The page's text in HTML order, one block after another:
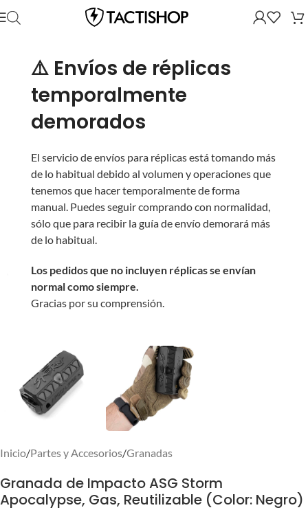
⚠️ Envíos de réplicas
temporalmente
demorados
El servicio de envíos para réplicas está tomando más
de lo habitual debido al volumen y operaciones que
tenemos que hacer temporalmente de forma
manual. Puedes seguir comprando con normalidad,
sólo que para recibir la guía de envío demorará más
de lo habitual.
Los pedidos que no incluyen réplicas se envían
normal como siempre.
Gracias por su comprensión.
Inicio/Partes y Accesorios/Granadas
Granada de Impacto ASG Storm
Apocalypse, Gas, Reutilizable (Color: Negro)